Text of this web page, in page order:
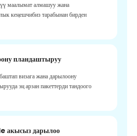
маалымат алмашуу жана
кеңешчибиз тарабынан бирден
пландаштыруу
визага жана дарылоону
эң арзан пакеттерди тандоого
акысыз дарылоо